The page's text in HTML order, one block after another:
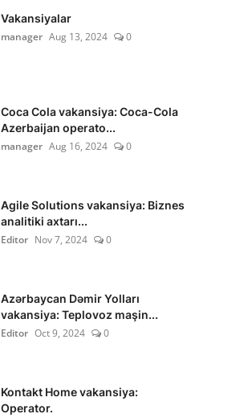
Vakansiyalar
manager Aug 13, 2024 0
Coca Cola vakansiya: Coca-Cola
Azerbaijan operato...
manager Aug 16, 2024 0
Agile Solutions vakansiya: Biznes
analitiki axtarı...
Editor Nov 7, 2024 0
Azərbaycan Dəmir Yolları
vakansiya: Teplovoz maşin...
Editor Oct 9, 2024 0
Kontakt Home vakansiya:
Operator.